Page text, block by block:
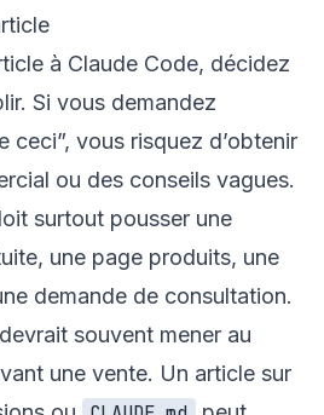
à Claude Code, décidez
Si vous demandez
ceci”, vous risquez d’obtenir
ou des conseils vagues.
surtout pousser une
une page produits, une
demande de consultation.
souvent mener au
une vente. Un article sur